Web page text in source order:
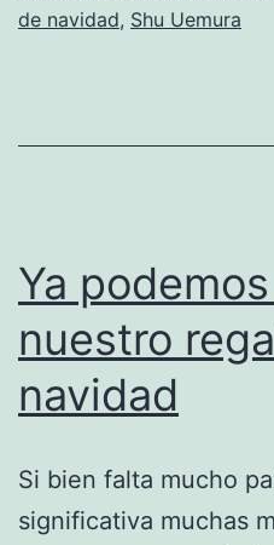
de navidad, Shu Uemura
Ya
nuestro
navidad
Si bien falta mucho
significativa muchas